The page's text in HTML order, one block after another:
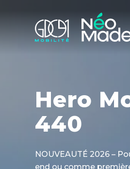
Hero
440
NOUVEAUTÉ 2026 –
end ou comme